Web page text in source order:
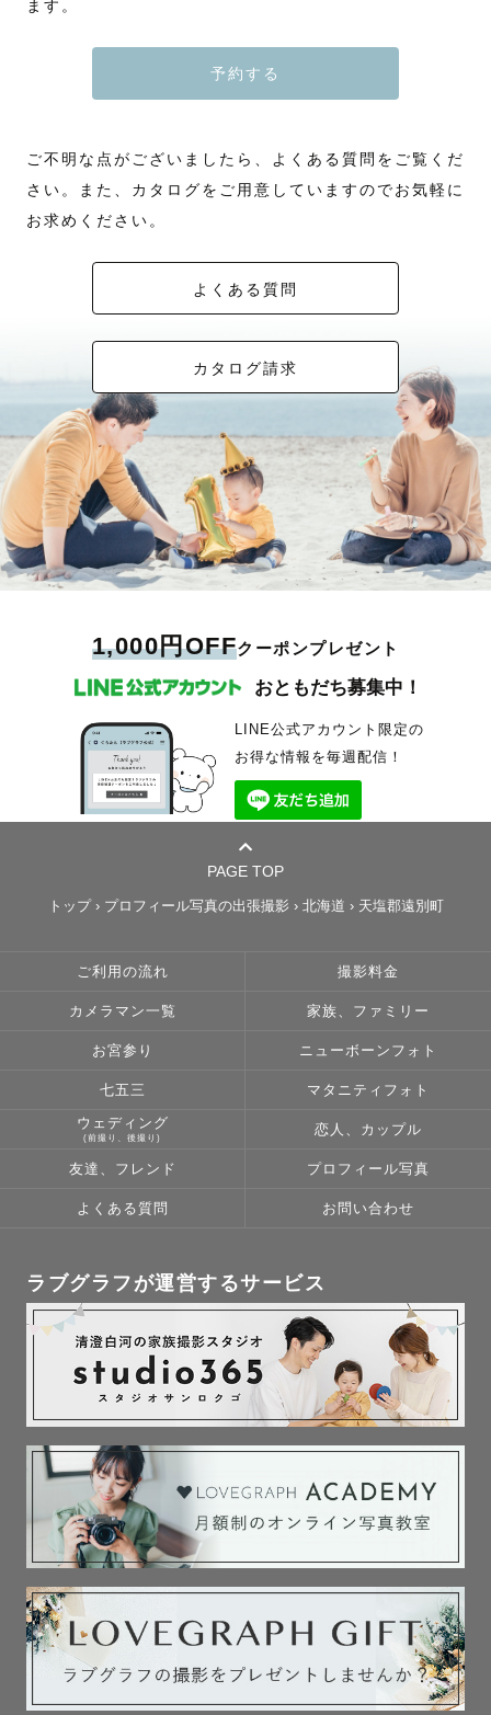
ます。
予約する
ご不明な点がございましたら、よくある質問をご覧くだ
さい。また、カタログをご用意していますのでお気軽に
お求めください。
よくある質問
カタログ請求
1,000円OFFクーポンプレゼント
おともだち募集中！
LINE公式アカウント限定の
お得な情報を毎週配信！
PAGE TOP
トップ› プロフィール写真の出張撮影 › 北海道 › 天塩郡遠別町
ご利用の流れ 撮影料金
カメラマン一覧 家族、ファミリー
お宮参り ニューボーンフォト
七五三 マタニティフォト
ウェディング
(前撮り、後撮り)
恋人、カップル
友達、フレンド プロフィール写真
よくある質問 お問い合わせ
ラブグラフが運営するサービス